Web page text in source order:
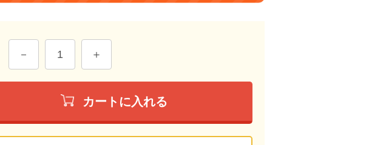
カートに入れる